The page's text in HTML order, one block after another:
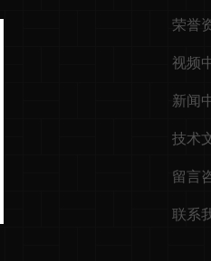
荣誉
视频
新闻
技术
留言
联系